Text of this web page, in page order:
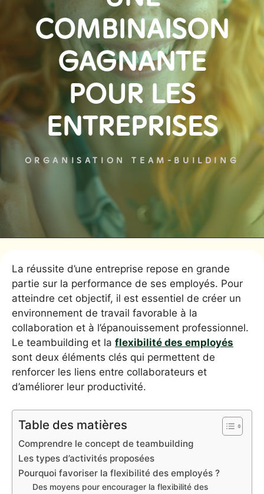
COMBINAISON
GAGNANTE
POUR LES
ENTREPRISES
ORGANISATION TEAM-BUILDING
La réussite d’une entreprise repose en grande
partie sur la performance de ses employés. Pour
atteindre cet objectif, il est essentiel de créer un
environnement de travail favorable à la
collaboration et à l’épanouissement professionnel.
Le teambuilding et la flexibilité des employés
sont deux éléments clés qui permettent de
renforcer les liens entre collaborateurs et
d’améliorer leur productivité.
Table des matières
Comprendre le concept de teambuilding
Les types d’activités proposées
Pourquoi favoriser la flexibilité des employés ?
Des moyens pour encourager la flexibilité des